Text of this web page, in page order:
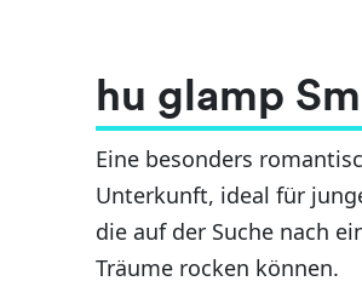
hu glamp
Eine besonders
Unterkunft, ideal für
die auf der Suche nach
Träume rocken können.